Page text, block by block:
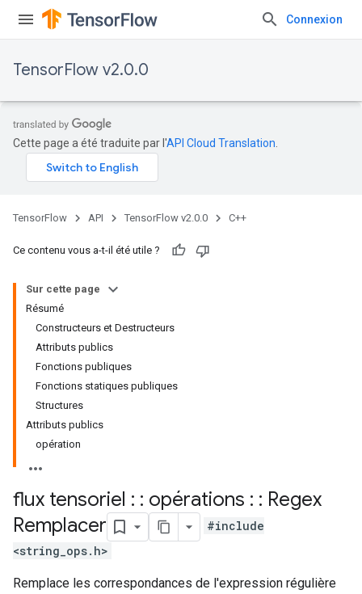
Connexion
TensorFlow v2.0.0
Cette page a été traduite par l'API Cloud Translation
TensorFlow API TensorFlow v2.0.0 C++
Ce contenu vous a-t-il été utile ?
Sur cette page
Résumé
Constructeurs et Destructeurs
Attributs publics
Fonctions publiques
Fonctions statiques publiques
Structures
Attributs publics
opération
flux tensoriel : : opérations : : Regex
Remplacer
#include
<string_ops.h>
Remplace les correspondances de l'expression régulière